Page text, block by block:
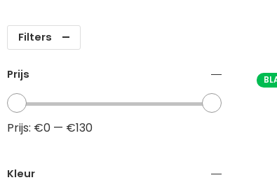
Filters
Prijs
Prijs: €0 — €130
Kleur